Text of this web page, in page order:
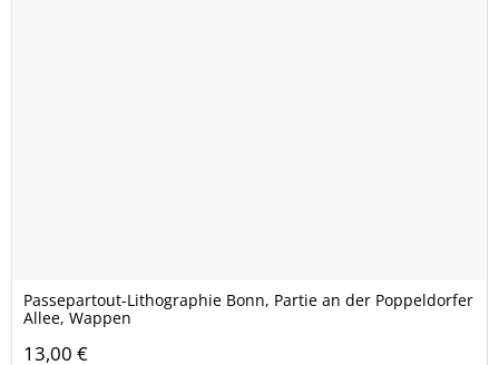
Passepartout-Lithographie Bonn, Partie an der Poppeldorfer
Allee, Wappen
13,00 €